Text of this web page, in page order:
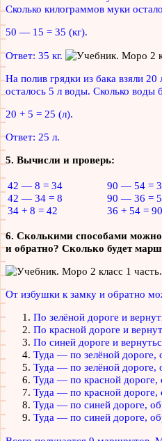
Сколько килограммов муки
50 — 15 = 35 (кг).
Ответ: 35 кг.
На полив грядки из бака взяли
осталось 5 л воды. Сколько воды
20 + 5 = 25 (л).
Ответ: 25 л.
5. Вычисли и проверь:
42 — 8 = 34
42 — 34 = 8
34 + 8 = 42
90 — 54 =
90 — 36 =
36 + 54 = 90
6. Сколькими способами
и обратно? Сколько будет
Oт избушки к замку и обратно
По зелёной дороге и
По красной дороге и
По синей дороге и
Туда — по зелёной
Туда — по зелёной
Туда — по красной
Туда — по красной
Туда — по синей дороге,
Туда — по синей дороге,